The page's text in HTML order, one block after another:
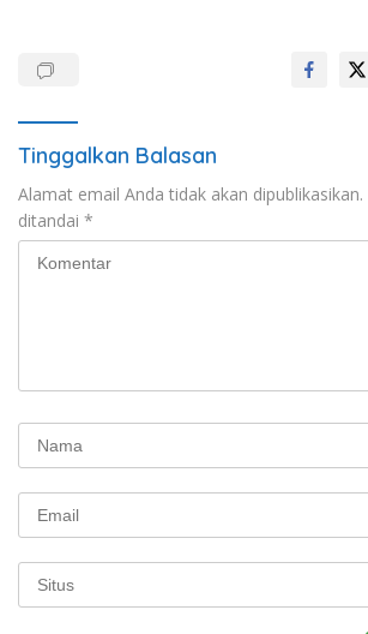
Tinggalkan Balasan
Alamat email Anda tidak akan dipublikasikan.
ditandai *